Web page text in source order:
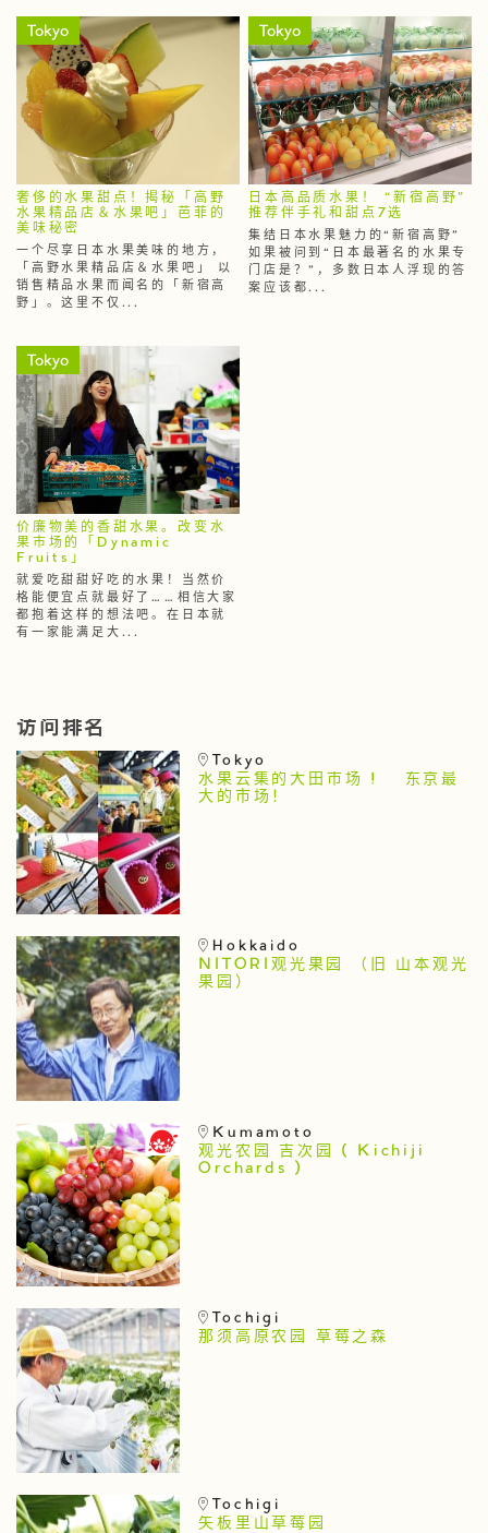
Tokyo
奢侈的水果甜点！揭秘「高野
水果精品店＆水果吧」芭菲的
美味秘密
一个尽享日本水果美味的地方，
「高野水果精品店＆水果吧」 以
销售精品水果而闻名的「新宿高
野」。这里不仅...
Tokyo
日本高品质水果！ “新宿高野”
推荐伴手礼和甜点7选
集结日本水果魅力的“新宿高野”
如果被问到“日本最著名的水果专
门店是？”，多数日本人浮现的答
案应该都...
Tokyo
价廉物美的香甜水果。改变水
果市场的「Dynamic
Fruits」
就爱吃甜甜好吃的水果！当然价
格能便宜点就最好了……相信大家
都抱着这样的想法吧。在日本就
有一家能满足大...
访问排名
Tokyo
水果云集的大田市场 ! 东京最
大的市场！
Hokkaido
NITORI观光果园 （旧 山本观光
果园）
Kumamoto
观光农园 吉次园 ( Kichiji
Orchards )
Tochigi
那须高原农园 草莓之森
Tochigi
矢板里山草莓园